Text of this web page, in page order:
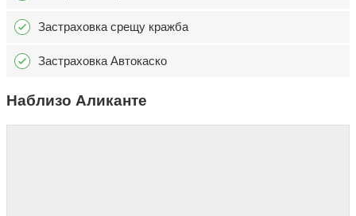
Застраховка срещу кражба
Застраховка Автокаско
Наблизо Аликанте